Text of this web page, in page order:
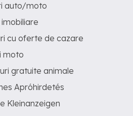
auto/moto
cu oferte de cazare
moto
gratuite animale
Apróhirdetés
Kleinanzeigen